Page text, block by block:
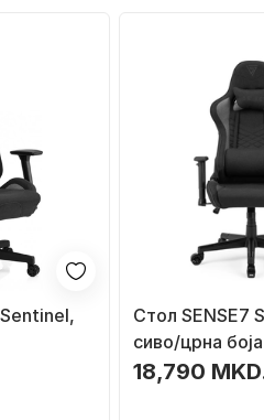
Стол SENSE7
сиво/црна боја
18,790